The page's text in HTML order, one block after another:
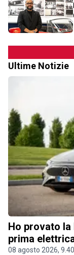
Ultime Notizie
Ho provato la
prima
08 agosto 2026, 9.40